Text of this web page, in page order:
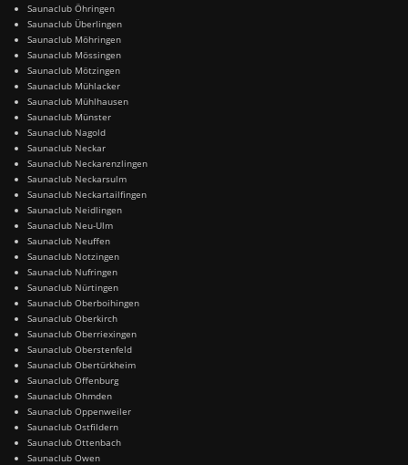
Saunaclub Öhringen
Saunaclub Überlingen
Saunaclub Möhringen
Saunaclub Mössingen
Saunaclub Mötzingen
Saunaclub Mühlacker
Saunaclub Mühlhausen
Saunaclub Münster
Saunaclub Nagold
Saunaclub Neckar
Saunaclub Neckarenzlingen
Saunaclub Neckarsulm
Saunaclub Neckartailfingen
Saunaclub Neidlingen
Saunaclub Neu-Ulm
Saunaclub Neuffen
Saunaclub Notzingen
Saunaclub Nufringen
Saunaclub Nürtingen
Saunaclub Oberboihingen
Saunaclub Oberkirch
Saunaclub Oberriexingen
Saunaclub Oberstenfeld
Saunaclub Obertürkheim
Saunaclub Offenburg
Saunaclub Ohmden
Saunaclub Oppenweiler
Saunaclub Ostfildern
Saunaclub Ottenbach
Saunaclub Owen